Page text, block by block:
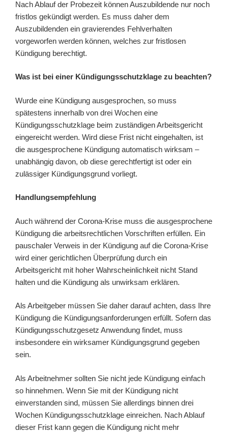
Nach Ablauf der Probezeit können Auszubildende nur noch
fristlos gekündigt werden. Es muss daher dem
Auszubildenden ein gravierendes Fehlverhalten
vorgeworfen werden können, welches zur fristlosen
Kündigung berechtigt.
Was ist bei einer Kündigungsschutzklage zu beachten?
Wurde eine Kündigung ausgesprochen, so muss
spätestens innerhalb von drei Wochen eine
Kündigungsschutzklage beim zuständigen Arbeitsgericht
eingereicht werden. Wird diese Frist nicht eingehalten, ist
die ausgesprochene Kündigung automatisch wirksam –
unabhängig davon, ob diese gerechtfertigt ist oder ein
zulässiger Kündigungsgrund vorliegt.
Handlungsempfehlung
Auch während der Corona-Krise muss die ausgesprochene
Kündigung die arbeitsrechtlichen Vorschriften erfüllen. Ein
pauschaler Verweis in der Kündigung auf die Corona-Krise
wird einer gerichtlichen Überprüfung durch ein
Arbeitsgericht mit hoher Wahrscheinlichkeit nicht Stand
halten und die Kündigung als unwirksam erklären.
Als Arbeitgeber müssen Sie daher darauf achten, dass Ihre
Kündigung die Kündigungsanforderungen erfüllt. Sofern das
Kündigungsschutzgesetz Anwendung findet, muss
insbesondere ein wirksamer Kündigungsgrund gegeben
sein.
Als Arbeitnehmer sollten Sie nicht jede Kündigung einfach
so hinnehmen. Wenn Sie mit der Kündigung nicht
einverstanden sind, müssen Sie allerdings binnen drei
Wochen Kündigungsschutzklage einreichen. Nach Ablauf
dieser Frist kann gegen die Kündigung nicht mehr